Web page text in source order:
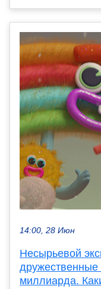
14:00, 28 Июн
Несырьевой
дружественные
миллиарда.